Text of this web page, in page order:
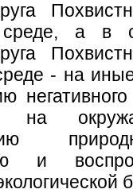
а в
- на
на
и